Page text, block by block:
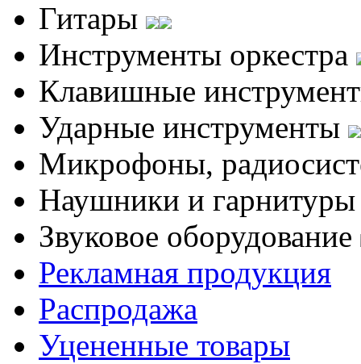
Гитары
Инструменты оркестра
Клавишные
Ударные инструменты
Микрофоны,
Наушники и
Звуковое оборудование
Рекламная продукция
Распродажа
Уцененные товары